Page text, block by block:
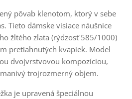
pôvab klenotom, ktorý v sebe
Tieto dámske visiace náušnice
žltého zlata (rýdzosť 585/1000)
pretiahnutých kvapiek. Model
dvojvrstvovou kompozíciou,
trojrozmerný objem.
je upravená špeciálnou